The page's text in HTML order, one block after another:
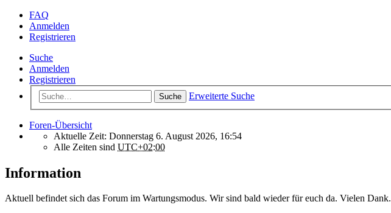
FAQ
Anmelden
Registrieren
Suche
Anmelden
Registrieren
Suche Erweiterte Suche
Foren-Übersicht
Aktuelle Zeit: Donnerstag 6. August 2026, 16:54
Alle Zeiten sind UTC+02:00
Information
Aktuell befindet sich das Forum im Wartungsmodus. Wir sind bald wieder für euch da. Vielen Dank.